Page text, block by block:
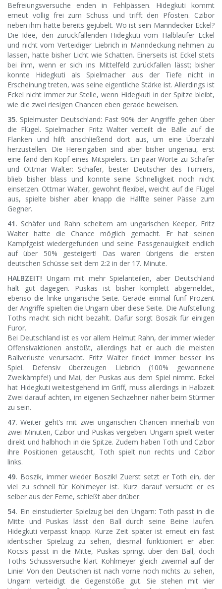
Befreiungsversuche enden in Fehlpässen. Hidegkuti kommt
erneut völlig frei zum Schuss und trifft den Pfosten. Czibor
neben ihm hatte bereits gejubelt. Wo ist sein Manndecker Eckel?
Die Idee, den zurückfallenden Hidegkuti vom Halbläufer Eckel
und nicht vom Verteidiger Liebrich in Manndeckung nehmen zu
lassen, hatte bisher Licht wie Schatten. Einerseits ist Eckel stets
bei ihm, wenn er sich ins Mittelfeld zurückfallen lässt; bisher
konnte Hidegkuti als Spielmacher aus der Tiefe nicht in
Erscheinung treten, was seine eigentliche Stärke ist. Allerdings ist
Eckel nicht immer zur Stelle, wenn Hidegkuti in der Spitze bleibt,
wie die zwei riesigen Chancen eben gerade beweisen.
35. Spielmuster Deutschland: Fast 90% der Angriffe gehen über
die Flügel. Spielmacher Fritz Walter verteilt die Bälle auf die
Flanken und hilft anschließend dort aus, um eine Überzahl
herzustellen. Die Hereingaben sind aber bisher ungenau, erst
eine fand den Kopf eines Mitspielers. Ein paar Worte zu Schäfer
und Ottmar Walter: Schäfer, bester Deutscher des Turniers,
blieb bisher blass und konnte seine Schnelligkeit noch nicht
einsetzen. Ottmar Walter, gewohnt flexibel, weicht auf die Flügel
aus, spielte bisher aber knapp die Hälfte seiner Pässe zum
Gegner.
41. Schäfer und Rahn scheitern am ungarischen Keeper, Fritz
Walter hatte die Chance möglich gemacht. Er hat seinen
Kampfgeist wiedergefunden und seine Passgenauigkeit endlich
auf über 50% gesteigert! Das waren übrigens die ersten
deutschen Schüsse seit dem 2:2 in der 17. Minute.
HALBZEIT! Ungarn mit mehr Spielanteilen, aber Deutschland
hält gut dagegen. Puskas ist bisher komplett abgemeldet,
ebenso die linke ungarische Seite. Gerade einmal fünf Prozent
der Angriffe spielten die Ungarn über diese Seite. Die Aufstellung
Toths macht sich nicht bezahlt. Dafür sorgt Boszik für einigen
Furor.
Bei Deutschland ist es vor allem Helmut Rahn, der immer wieder
Offensivaktionen anstößt, allerdings hat er auch die meisten
Ballverluste verursacht. Fritz Walter findet immer besser ins
Spiel. Defensiv überzeugen Liebrich (100% gewonnene
Zweikämpfe!) und Mai, der Puskas aus dem Spiel nimmt. Eckel
hat Hidegkuti weitestgehend im Griff, muss allerdings in Halbzeit
Zwei darauf achten, im eigenen Sechzehner näher beim Stürmer
zu sein.
47. Weiter geht’s mit zwei ungarischen Chancen innerhalb von
zwei Minuten, Czibor und Puskas vergeben. Ungarn spielt weiter
direkt und halbhoch in die Spitze. Zudem haben Toth und Czibor
ihre Positionen getauscht, Toth spielt nun rechts und Czibor
links.
49. Boszik, immer wieder Boszik! Zuerst setzt er Toth ein, der
viel zu schnell für Kohlmeyer ist. Kurz darauf versucht er es
selber aus der Ferne, schießt aber drüber.
54. Ein einstudierter Spielzug bei den Ungarn: Toth passt in die
Mitte und Puskas lässt den Ball durch seine Beine laufen.
Hidegkuti verpasst knapp. Kurze Zeit später ist erneut ein fast
identischer Spielzug zu sehen, diesmal funktioniert er aber:
Kocsis passt in die Mitte, Puskas springt über den Ball, doch
Toths Schussversuche klärt Kohlmeyer gleich zweimal auf der
Linie! Von den Deutschen ist nach vorne noch nichts zu sehen,
Ungarn verteidigt die Gegenstöße gut. Sie stehen mit vier